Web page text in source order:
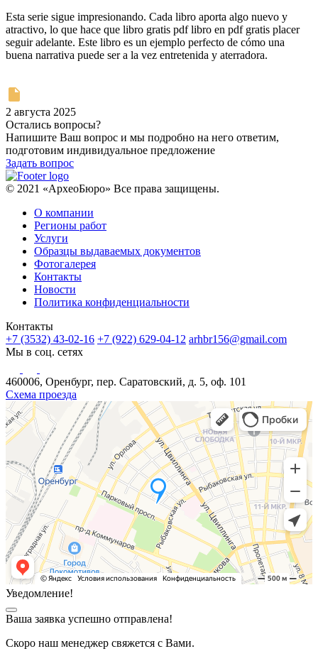
Esta serie sigue impresionando. Cada libro aporta algo nuevo y
atractivo, lo que hace que libro gratis pdf libro en pdf gratis placer
seguir adelante. Este libro es un ejemplo perfecto de cómo una
buena narrativa puede ser a la vez entretenida y aterradora.
2 августа 2025
Остались вопросы?
Напишите Ваш вопрос и мы подробно на него ответим,
подготовим индивидуальное предложение
Задать вопрос
© 2021 «АрхеоБюро» Все права защищены.
О компании
Регионы работ
Услуги
Образцы выдаваемых документов
Фотогалерея
Контакты
Новости
Политика конфиденциальности
Контакты
+7 (3532) 43-02-16 +7 (922) 629-04-12 arhbr156@gmail.com
Мы в соц. сетях
460006, Оренбург, пер. Саратовский, д. 5, оф. 101
Схема проезда
Уведомление!
Ваша заявка успешно отправлена!
Скоро наш менеджер свяжется с Вами.